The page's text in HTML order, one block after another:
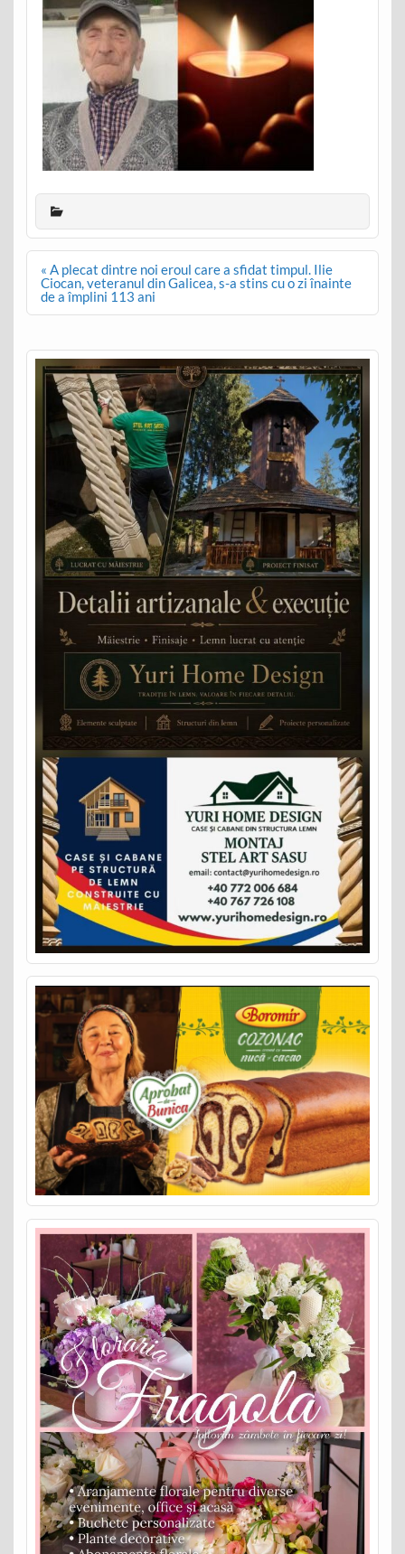
Post
navigation
« A plecat dintre noi eroul care a sfidat timpul. Ilie
Ciocan, veteranul din Galicea, s-a stins cu o zi înainte
de a împlini 113 ani